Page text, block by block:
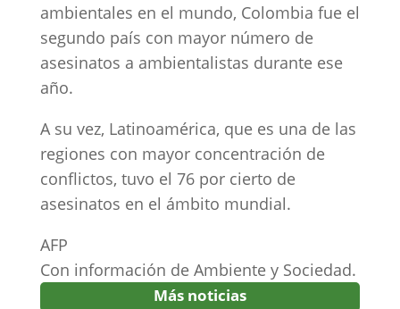
ambientales en el mundo, Colombia fue el
segundo país con mayor número de
asesinatos a ambientalistas durante ese
año.
A su vez, Latinoamérica, que es una de las
regiones con mayor concentración de
conflictos, tuvo el 76 por cierto de
asesinatos en el ámbito mundial.
AFP
Con información de Ambiente y Sociedad.
Más noticias